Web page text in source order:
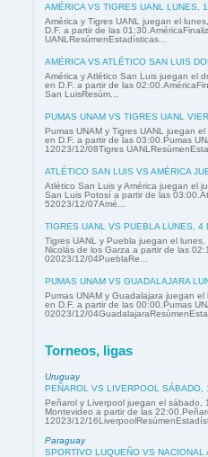
AMÉRICA VS TIGRES UANL LUNES,
América y Tigres UANL juegan el
D.F. a partir de las
UANLResúmenEstadísticas...
AMÉRICA VS ATLÉTICO SAN LUIS
América y Atlético San Luis juegan el
en D.F. a partir de las
San LuisResúm...
PUMAS UNAM VS TIGRES UANL
Pumas UNAM y Tigres UANL juegan
en D.F. a partir de las 03:00.Pumas
12023/12/08Tigres
ATLÉTICO SAN LUIS VS AMÉRICA
Atlético San Luis y América juegan el
San Luis Potosí a partir de las
52023/12/07Amé...
TIGRES UANL VS PUEBLA LUNES, 4
Tigres UANL y Puebla juegan el
Nicolás de los Garza a partir de las
02023/12/04PueblaRe...
PUMAS UNAM VS GUADALAJARA
Pumas UNAM y Guadalajara juegan
en D.F. a partir de las 00:00.Pumas
02023/12/
Torneos, ligas
Uruguay
PEÑAROL VS LIVERPOOL SÁBADO,
Peñarol y Liverpool juegan el sábado,
Montevideo a partir de las
12023/12/
Paraguay
SPORTIVO LUQUEÑO VS NACIONAL